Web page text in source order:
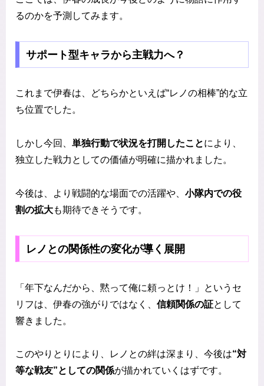
るのかを予測してみます。
サポート型キャラから主戦力へ？
これまで伊春は、どちらかといえば“レノの相棒”的な立
ち位置でした。
しかし今回、 単独行動で状況を打開したことにより、
独立した戦力としての価値が明確に描かれました。
今後は、より戦闘的な場面での活躍や、 小隊内での役
割の拡大も期待できそうです。
レノとの関係性の変化が導く展開
「年下なんだから、黙って俺に頼っとけ！」というセ
リフは、伊春の強がりではなく、 信頼関係の証として
響きました。
このやりとりにより、レノとの絆は深まり、今後は“対
等な戦友”としての関係が描かれていくはずです。